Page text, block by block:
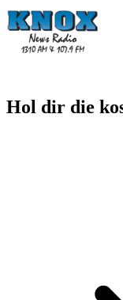
Hol dir die